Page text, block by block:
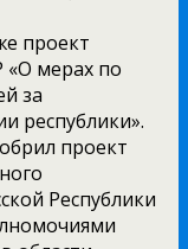
проект
«О мерах по
за
республики».
проект
Республики